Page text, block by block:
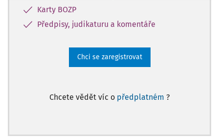
Karty BOZP
Předpisy, judikaturu a komentáře
Chci se zaregistrovat
Chcete vědět víc o předplatném ?